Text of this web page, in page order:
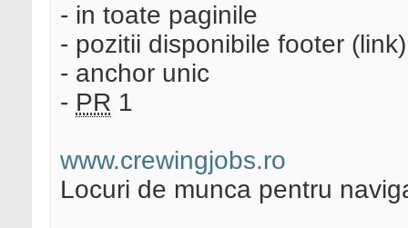
- in toate paginile
- pozitii disponibile footer (link)
- anchor unic
- PR 1
www.crewingjobs.ro
Locuri de munca pentru